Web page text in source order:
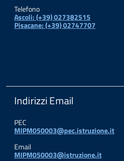
Telefono
Ascoli: (+39) 027382515
Pisacane: (+39) 02747707
Indirizzi Email
PEC
MIPM050003@pec.istruzione.it
Email
MIPM050003@istruzione.it